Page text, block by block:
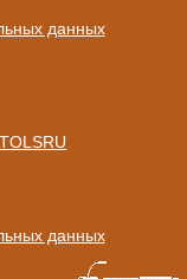
данных
данных